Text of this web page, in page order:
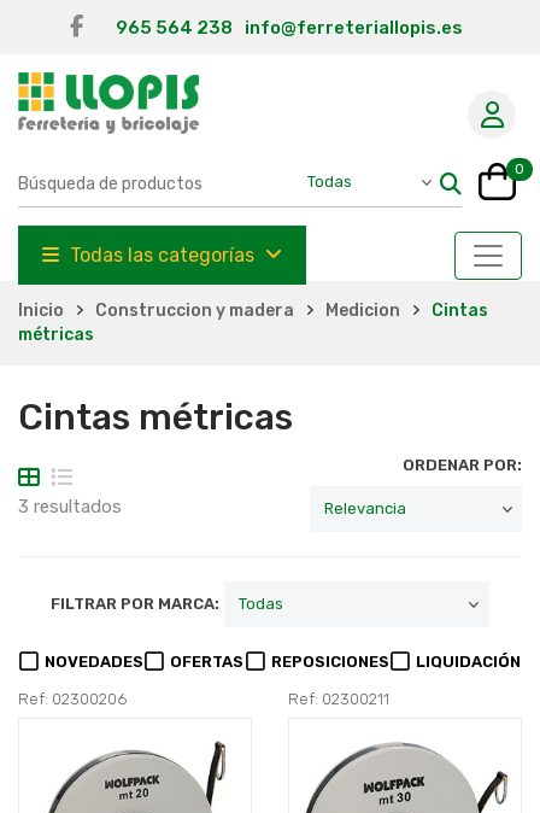
965 564 238 info@ferreteriallopis.es
0
Todas las categorías
Inicio Construccion y madera Medicion
Cintas
métricas
Cintas métricas
3 resultados
ORDENAR POR:
FILTRAR POR MARCA:
NOVEDADES OFERTAS REPOSICIONES LIQUIDACIÓN
Ref: 02300206 Ref: 02300211